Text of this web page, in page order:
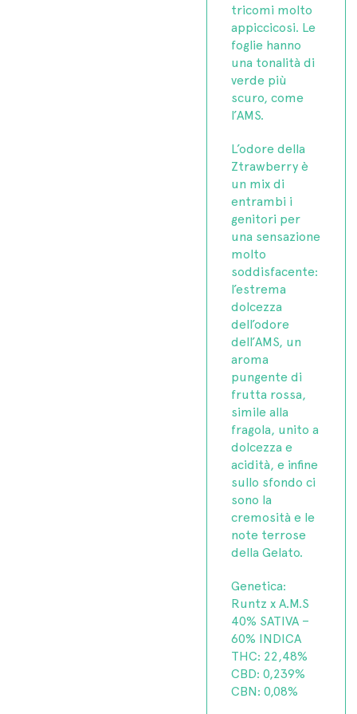
tricomi molto
appiccicosi. Le
foglie hanno
una tonalità di
verde più
scuro, come
l’AMS.
L’odore della
Ztrawberry è
un mix di
entrambi i
genitori per
una sensazione
molto
soddisfacente:
l’estrema
dolcezza
dell’odore
dell’AMS, un
aroma
pungente di
frutta rossa,
simile alla
fragola, unito a
dolcezza e
acidità, e infine
sullo sfondo ci
sono la
cremosità e le
note terrose
della Gelato.
Genetica:
Runtz x A.M.S
40% SATIVA –
60% INDICA
THC: 22,48%
CBD: 0,239%
CBN: 0,08%